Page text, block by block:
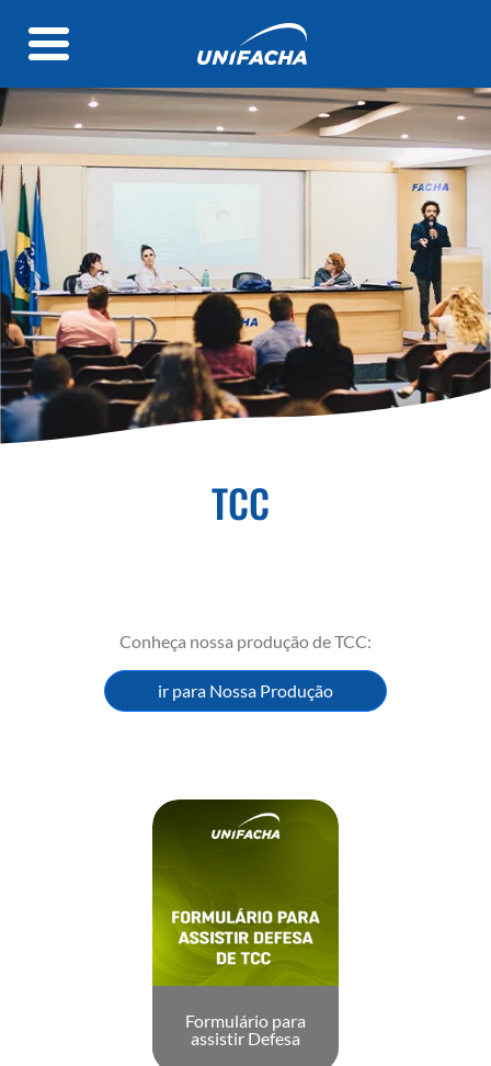
TCC
Conheça nossa produção de TCC:
ir para Nossa Produção
Formulário para
assistir Defesa